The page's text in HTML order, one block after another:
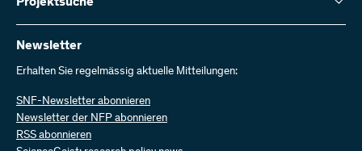
Kontakt aufnehmen
Rechnung senden
Bei uns arbeiten
Offene Stellen
Hier finden Sie umfangreiche Informationen zu den vom SNF
bewilligten Forschungsprojekten und Förderbeiträgen:
Projektsuche
Newsletter
Erhalten Sie regelmässig aktuelle Mitteilungen:
SNF-Newsletter abonnieren
Newsletter der NFP abonnieren
RSS abonnieren